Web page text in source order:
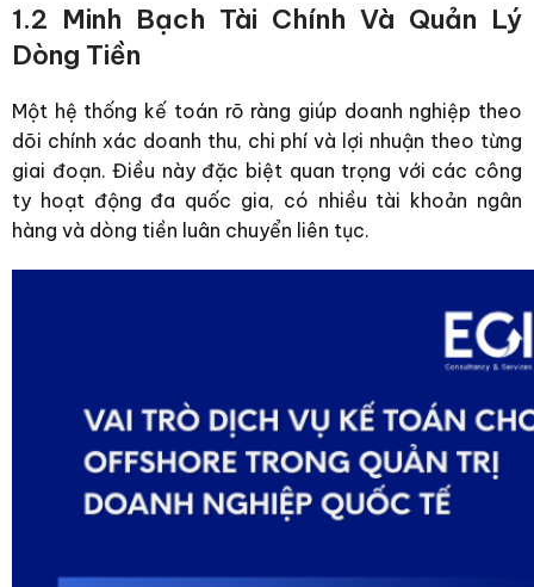
1.2 Minh Bạch Tài Chính Và Quản Lý
Dòng Tiền
Một hệ thống kế toán rõ ràng giúp doanh nghiệp theo
dõi chính xác doanh thu, chi phí và lợi nhuận theo từng
giai đoạn. Điều này đặc biệt quan trọng với các công
ty hoạt động đa quốc gia, có nhiều tài khoản ngân
hàng và dòng tiền luân chuyển liên tục.